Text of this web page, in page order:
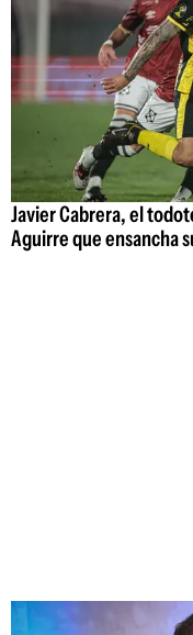
Javier Cabrera, el
Aguirre que ensancha